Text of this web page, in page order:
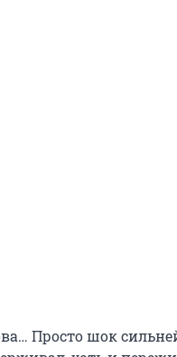
Просто шок